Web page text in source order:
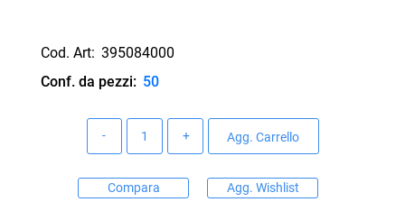
Cod. Art: 395084000
Conf. da pezzi: 50
Agg. Carrello
Compara Agg. Wishlist